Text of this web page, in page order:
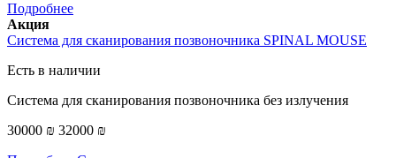
Подробнее
Акция
Система для сканирования позвоночника SPINAL MOUSE
Есть в наличии
Система для сканирования позвоночника без излучения
30000 ₪ 32000 ₪